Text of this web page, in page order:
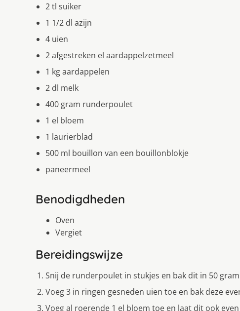
2 tl suiker
1 1/2 dl azijn
4 uien
2 afgestreken el aardappelzetmeel
1 kg aardappelen
2 dl melk
400 gram runderpoulet
1 el bloem
1 laurierblad
500 ml bouillon van een bouillonblokje
paneermeel
Benodigdheden
Oven
Vergiet
Bereidingswijze
Snij de runderpoulet in stukjes en bak dit in 50
Voeg 3 in ringen gesneden uien toe en bak deze
Voeg al roerende 1 el bloem toe en laat dit ook